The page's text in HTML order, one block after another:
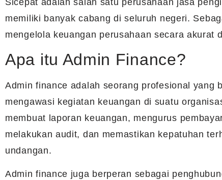
memiliki banyak cabang di seluruh negeri.
mengelola keuangan perusahaan secara akurat
Apa itu Admin Finance?
Admin finance adalah seorang profesional yang
mengawasi kegiatan keuangan di suatu
membuat laporan keuangan, mengurus
melakukan audit, dan memastikan kepatuhan
undangan.
Admin finance juga berperan sebagai